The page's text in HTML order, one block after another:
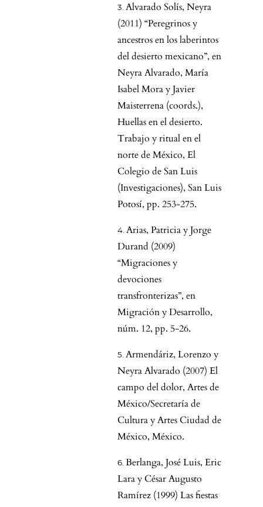
Alvarado Solís, Neyra
(2011) “Peregrinos y
ancestros en los laberintos
del desierto mexicano”, en
Neyra Alvarado, María
Isabel Mora y Javier
Maisterrena (coords.),
Huellas en el desierto.
Trabajo y ritual en el
norte de México, El
Colegio de San Luis
(Investigaciones), San Luis
Potosí, pp. 253-275.
Arias, Patricia y Jorge
Durand (2009)
“Migraciones y
devociones
transfronterizas”, en
Migración y Desarrollo,
núm. 12, pp. 5-26.
Armendáriz, Lorenzo y
Neyra Alvarado (2007) El
campo del dolor, Artes de
México/Secretaría de
Cultura y Artes Ciudad de
México, México.
Berlanga, José Luis, Eric
Lara y César Augusto
Ramírez (1999) Las fiestas